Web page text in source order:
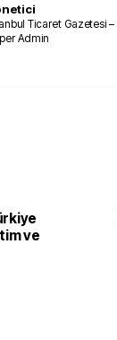
Ticaret Gazetesi –
Admin
ve